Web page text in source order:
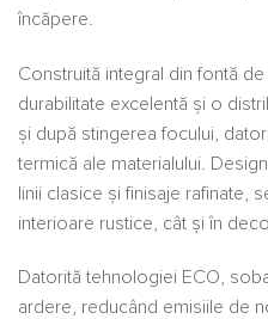
încăpere.
Construită integral din fontă
durabilitate excelentă și o
și după stingerea focului,
termică ale materialului.
linii clasice și finisaje rafinate,
interioare rustice, cât și în
Datorită tehnologiei ECO,
ardere, reducând emisiile de